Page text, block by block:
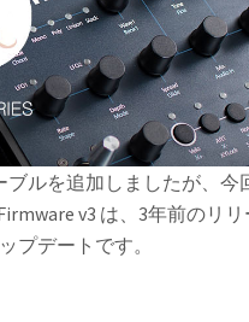
ブルを追加しましたが、今
v3 は、3年前のリ
プデートです。